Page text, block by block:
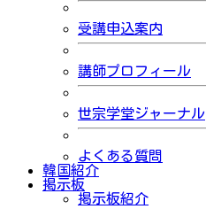
受講申込案内
講師プロフィール
世宗学堂ジャーナル
よくある質問
韓国紹介
掲示板
掲示板紹介